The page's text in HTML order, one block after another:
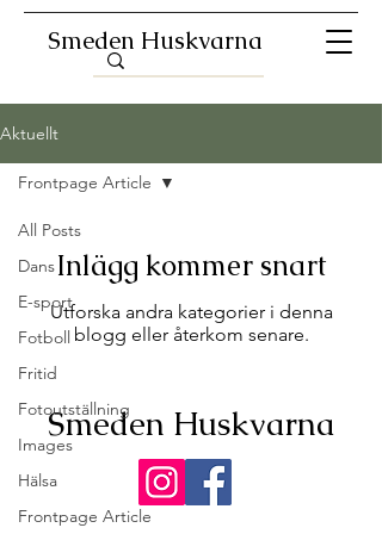
Smeden Huskvarna
Aktuellt
All Posts
Dans
E-sport
Fotboll
Fritid
Fotoutställning
Images
Hälsa
Frontpage Article
Frontpage Article
Inlägg kommer snart
Utforska andra kategorier i denna
blogg eller återkom senare.
Smeden Huskvarna